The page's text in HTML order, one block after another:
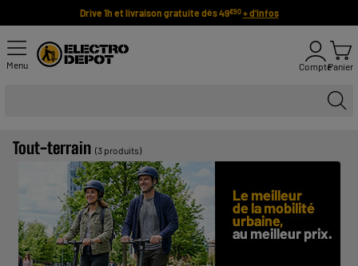
Drive 1h et livraison gratuite dès 49€90 + d'infos
Menu ComptePanier
Tout-terrain (3 produits)